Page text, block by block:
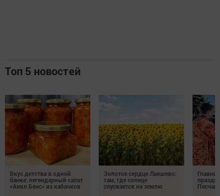
Топ 5 новостей
Вкус детства в одной
банке: легендарный салат
«Анкл Бенс» из кабачков
Золотое сердце Лаишево:
там, где солнце
спускается на землю